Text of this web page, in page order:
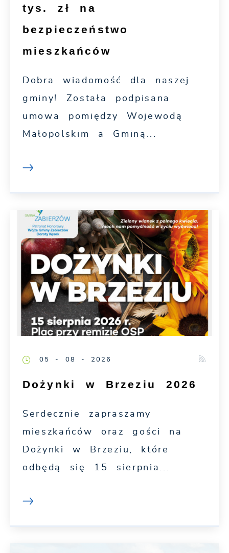
tys. zł na
bezpieczeństwo
mieszkańców
Dobra wiadomość dla naszej
gminy! Została podpisana
umowa pomiędzy Wojewodą
Małopolskim a Gminą...
05 - 08 - 2026
Dożynki w Brzeziu 2026
Serdecznie zapraszamy
mieszkańców oraz gości na
Dożynki w Brzeziu, które
odbędą się 15 sierpnia...